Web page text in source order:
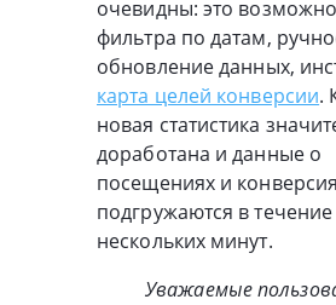
очевидны: это
фильтра по датам,
обновление данных,
карта целей конверсии.
новая статистика
доработана и данные о
посещениях и
подгружаются в течение
нескольких минут.
Уважаемые